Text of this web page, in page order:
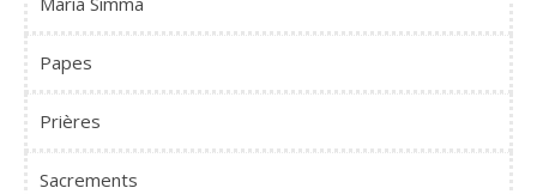
Papes
Prières
Sacrements